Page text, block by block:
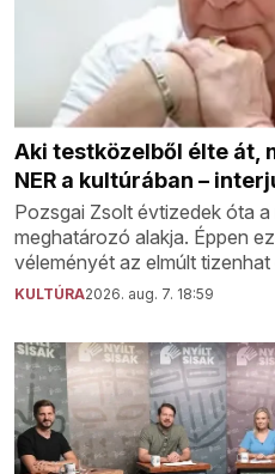
Aki testközelből élte át,
NER a kultúrában –
Pozsgai Zsolt évtizedek óta a
meghatározó alakja. Éppen
véleményét az elmúlt tizenhat
KULTÚRA2026. aug. 7. 18:59